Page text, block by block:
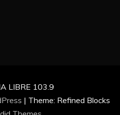
LIBRE 103.9
| Theme: Refined Blocks